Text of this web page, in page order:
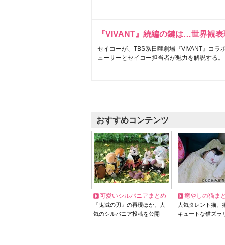
『VIVANT』続編の鍵は…世界観
セイコーが、TBS系日曜劇場『VIVANT』コラ
ューサーとセイコー担当者が魅力を解説する。
おすすめコンテンツ
可愛いシルバニアまとめ
『鬼滅の刃』の再現ほか、人
気のシルバニア投稿を公開
癒やしの猫ま
人気タレント猫
キュートな猫ズラ